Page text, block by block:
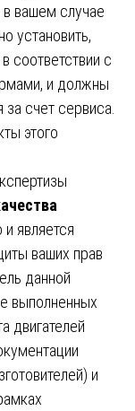
в вашем случае
установить,
соответствии с
и должны
счет сервиса.
этого
является
ваших прав
данной
выполненных
двигателей
и